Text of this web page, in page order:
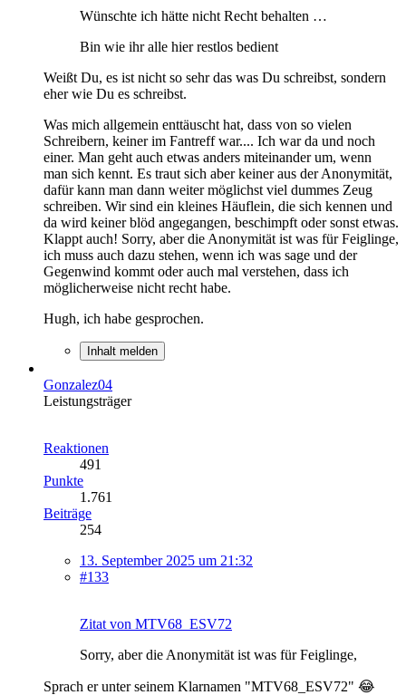
Wünschte ich hätte nicht Recht behalten …
Bin wie ihr alle hier restlos bedient
Weißt Du, es ist nicht so sehr das was Du schreibst, sondern
eher wie Du es schreibst.
Was mich allgemein enttäuscht hat, dass von so vielen
Schreibern, keiner im Fantreff war.... Ich war da und noch
einer. Man geht auch etwas anders miteinander um, wenn
man sich kennt. Es traut sich aber keiner aus der Anonymität,
dafür kann man dann weiter möglichst viel dummes Zeug
schreiben. Wir sind ein kleines Häuflein, die sich kennen und
da wird keiner blöd angegangen, beschimpft oder sonst etwas.
Klappt auch! Sorry, aber die Anonymität ist was für Feiglinge,
ich muss auch dazu stehen, wenn ich was sage und der
Gegenwind kommt oder auch mal verstehen, dass ich
möglicherweise nicht recht habe.
Hugh, ich habe gesprochen.
Inhalt melden
Gonzalez04
Leistungsträger
Reaktionen
491
Punkte
1.761
Beiträge
254
13. September 2025 um 21:32
#133
Zitat von MTV68_ESV72
Sorry, aber die Anonymität ist was für Feiglinge,
Sprach er unter seinem Klarnamen "MTV68_ESV72" 😂